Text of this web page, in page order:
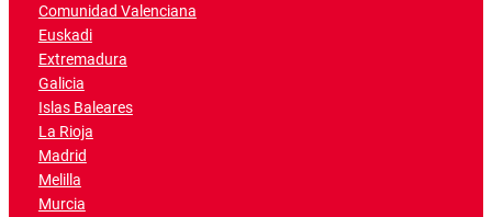
Comunidad Valenciana
Euskadi
Extremadura
Galicia
Islas Baleares
La Rioja
Madrid
Melilla
Murcia